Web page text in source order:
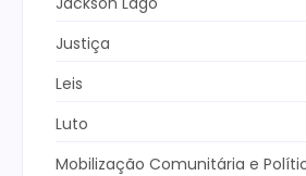
Justiça
Leis
Luto
Mobilização Comunitária e